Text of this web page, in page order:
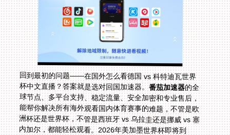
回到最初的问题——在国外怎么看德国 vs 科特迪瓦世界
杯中文直播？答案就是选对回国加速器。番茄加速器的全
球节点、多平台支持、稳定流量、安全加密和专业售后，
能帮你解决所有海外观看国内体育赛事的难题，不管是欧
洲杯还是世界杯，不管是西班牙 vs 乌拉圭还是挪威 vs 塞
内加尔，都能轻松观看。2026年美加墨世界杯即将到